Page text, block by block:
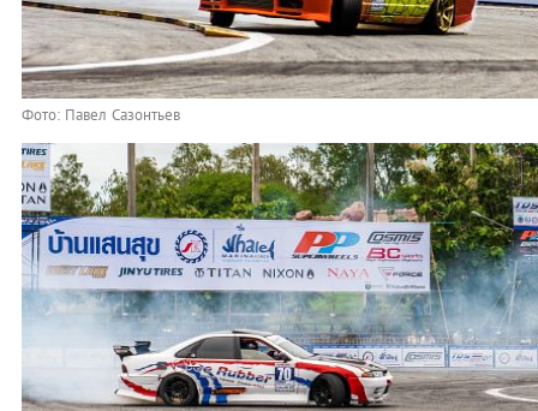
Фото: Павел Сазонтьев